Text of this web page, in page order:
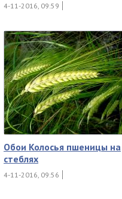
4-11-2016, 09:59
Обои Колосья пшеницы на
стеблях
4-11-2016, 09:56